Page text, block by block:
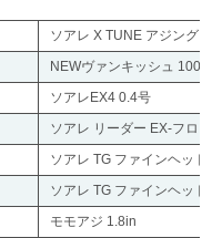
ソアレ X TUNE アジング
NEWヴァンキッシュ
ソアレEX4 0.4号
ソアレ リーダー EX-フロロ
ソアレ TG ファインヘッド
ソアレ TG ファインヘッド
モモアジ 1.8in